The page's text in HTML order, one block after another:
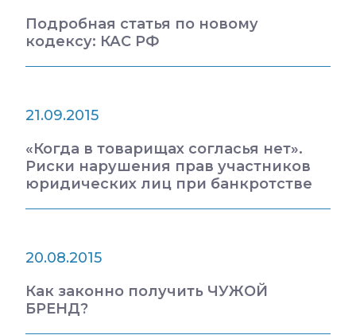
Подробная статья по новому
кодексу: КАС РФ
21.09.2015
«Когда в товарищах согласья нет».
Риски нарушения прав участников
юридических лиц при банкротстве
20.08.2015
Как законно получить ЧУЖОЙ
БРЕНД?